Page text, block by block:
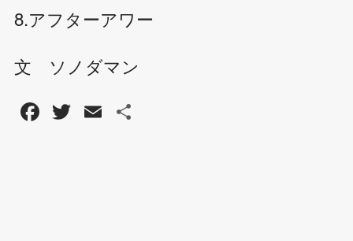
8.アフターアワー
文 ソノダマン
F T E